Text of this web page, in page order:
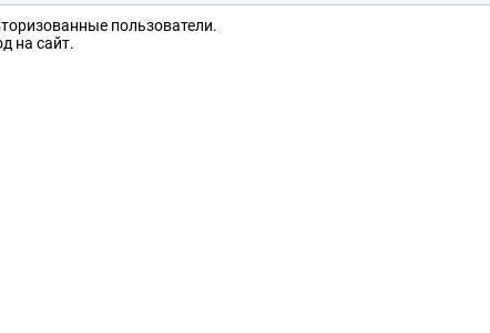
пользователи.
на сайт.